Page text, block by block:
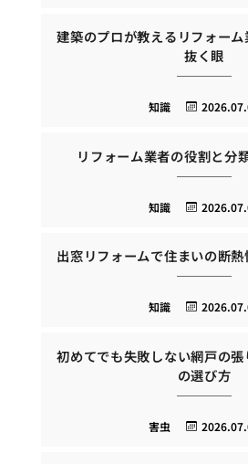
建築のプロが教えるリフォー
抜く眼
知識
リフォーム業者の役割と分
知識
出窓リフォームで住まいの断
知識
初めてでも失敗しない網戸の
の選び方
害虫